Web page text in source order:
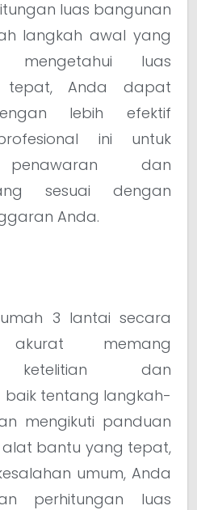
luas bangunan
langkah awal yang
mengetahui luas
tepat, Anda dapat
lebih efektif
ini untuk
penawaran dan
sesuai dengan
Anda.
3 lantai secara
memang
ketelitian dan
tentang langkah-
mengikuti panduan
bantu yang tepat,
umum, Anda
perhitungan luas